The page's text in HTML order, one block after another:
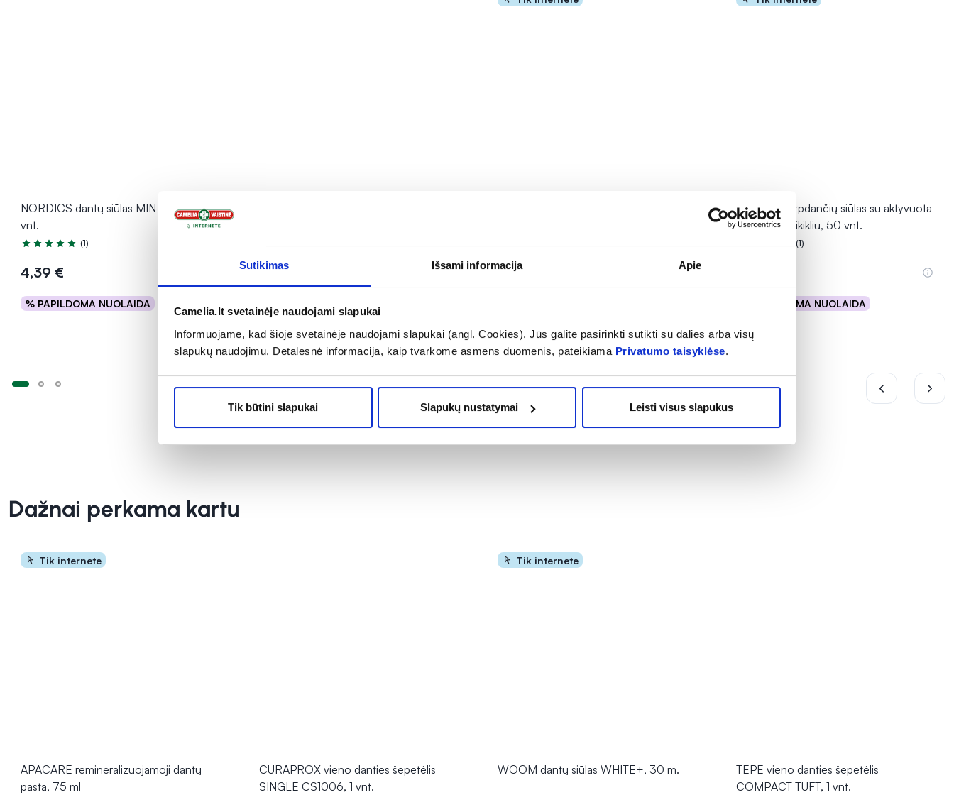
Sutikimas Išsami informacija Apie
Camelia.lt svetainėje naudojami slapukai
Informuojame, kad šioje svetainėje naudojami slapukai (angl. Cookies). Jūs galite pasirinkti sutikti su dalies arba visų
slapukų naudojimu. Detalesnė informacija, kaip tvarkome asmens duomenis, pateikiama Privatumo taisyklėse.
Tik būtini slapukai Slapukų nustatymai Leisti visus slapukus
NORDICS dantų siūlas MINT, 30 m, 1
vnt.
Įvertinimas 5.0 iš 5
(1)
4,39 €
% PAPILDOMA NUOLAIDA
Į krepšelį
2,70 €
Į krepšelį
5,89 €
HUMBLE tarpdančių siūlas su aktyvuota
anglim, su laikikliu, 50 vnt.
Įvertinimas 5.0 iš 5
(1)
% PAPILDOMA NUOLAIDA
Į krepšelį
Dažnai perkama kartu
Tik internete
APACARE remineralizuojamoji dantų
pasta, 75 ml
CURAPROX vieno danties šepetėlis
SINGLE CS1006, 1 vnt.
Tik internete
WOOM dantų siūlas WHITE+, 30 m.
TEPE vieno danties šepetėlis
COMPACT TUFT, 1 vnt.